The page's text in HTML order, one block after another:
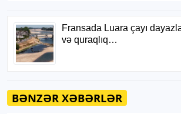
BƏNZƏR XƏBƏRLƏR